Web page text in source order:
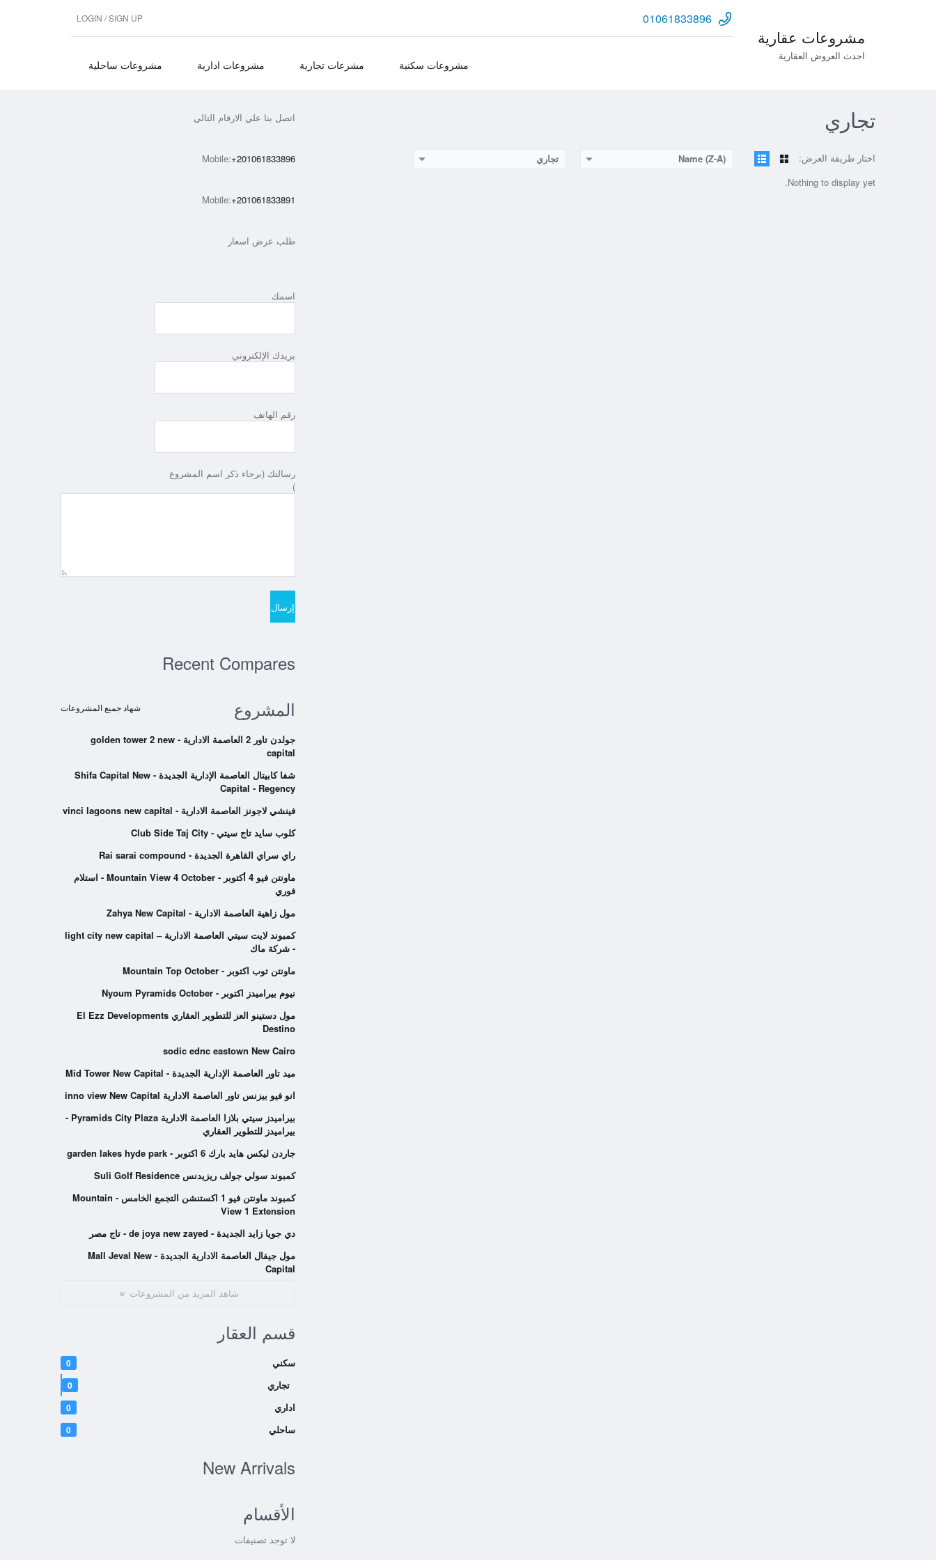
مشروعات عقارية
احدث العروض العقارية
LOGIN / SIGN UP 01061833896
مشروعات سكنية مشرعات تجارية مشروعات ادارية مشروعات ساحلية
تجاري
اختار طريقة العرض: Name (Z-A)
تجاري
Nothing to display yet.
اتصل بنا علي الارقام التالي
Mobile:+201061833896
Mobile:+201061833891
طلب عرض اسعار
اسمك
بريدك الإلكتروني
رقم الهاتف
رسالتك (برجاء ذكر اسم المشروع
)
Recent Compares
المشروع
شهاد جميع المشروعات
جولدن تاور 2 العاصمة الادارية - golden tower 2 new
capital
شفا كابيتال العاصمة الإدارية الجديدة - Shifa Capital New
Capital - Regency
فينشي لاجونز العاصمة الادارية - vinci lagoons new capital
كلوب سايد تاج سيتي - Club Side Taj City
راي سراي القاهرة الجديدة - Rai sarai compound
ماونتن فيو 4 أكتوبر - Mountain View 4 October - استلام
فوري
مول زاهية العاصمة الادارية - Zahya New Capital
كمبوند لايت سيتي العاصمة الادارية – light city new capital
- شركة ماك
ماونتن توب اكتوبر - Mountain Top October
نيوم بيراميدز اكتوبر - Nyoum Pyramids October
مول دستينو العز للتطوير العقاري El Ezz Developments
Destino
sodic ednc eastown New Cairo
ميد تاور العاصمة الإدارية الجديدة - Mid Tower New Capital
انو فيو بيزنس تاور العاصمة الادارية inno view New Capital
بيراميدز سيتي بلازا العاصمة الادارية Pyramids City Plaza -
بيراميدز للتطوير العقاري
جاردن ليكس هايد بارك 6 اكتوبر - garden lakes hyde park
كمبوند سولي جولف ريزيدنس Suli Golf Residence
كمبوند ماونتن فيو 1 اكستنشن التجمع الخامس - Mountain
View 1 Extension
دي جويا زايد الجديدة - de joya new zayed - تاج مصر
مول جيفال العاصمة الادارية الجديدة - Mall Jeval New
Capital
شاهد المزيد من المشروعات
قسم العقار
سكني 0
تجاري 0
اداري 0
ساحلي 0
New Arrivals
الأقسام
لا توجد تصنيفات